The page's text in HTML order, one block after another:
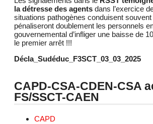
la détresse des agents dans l’exercice
situations pathogènes conduisent
pénaliseront doublement les personnels
gouvernemental d’infliger une baisse de
le premier arrêt !!!
Décla_Sudéduc_F3SCT_03_03_2025
CAPD-CSA-CDEN-CSA
FS/SSCT-CAEN
CAPD